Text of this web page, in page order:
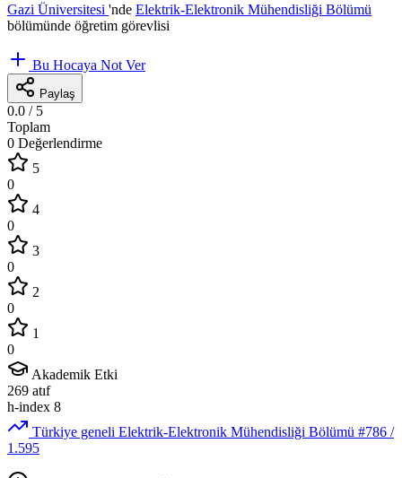
Gazi Üniversitesi 'nde Elektrik-Elektronik Mühendisliği Bölümü
bölümünde öğretim görevlisi
Bu Hocaya Not Ver
Paylaş
0.0 / 5
Toplam
0 Değerlendirme
5
0
4
0
3
0
2
0
1
0
Akademik Etki
269 atıf
h-index 8
Türkiye geneli Elektrik-Elektronik Mühendisliği Bölümü #786 /
1.595